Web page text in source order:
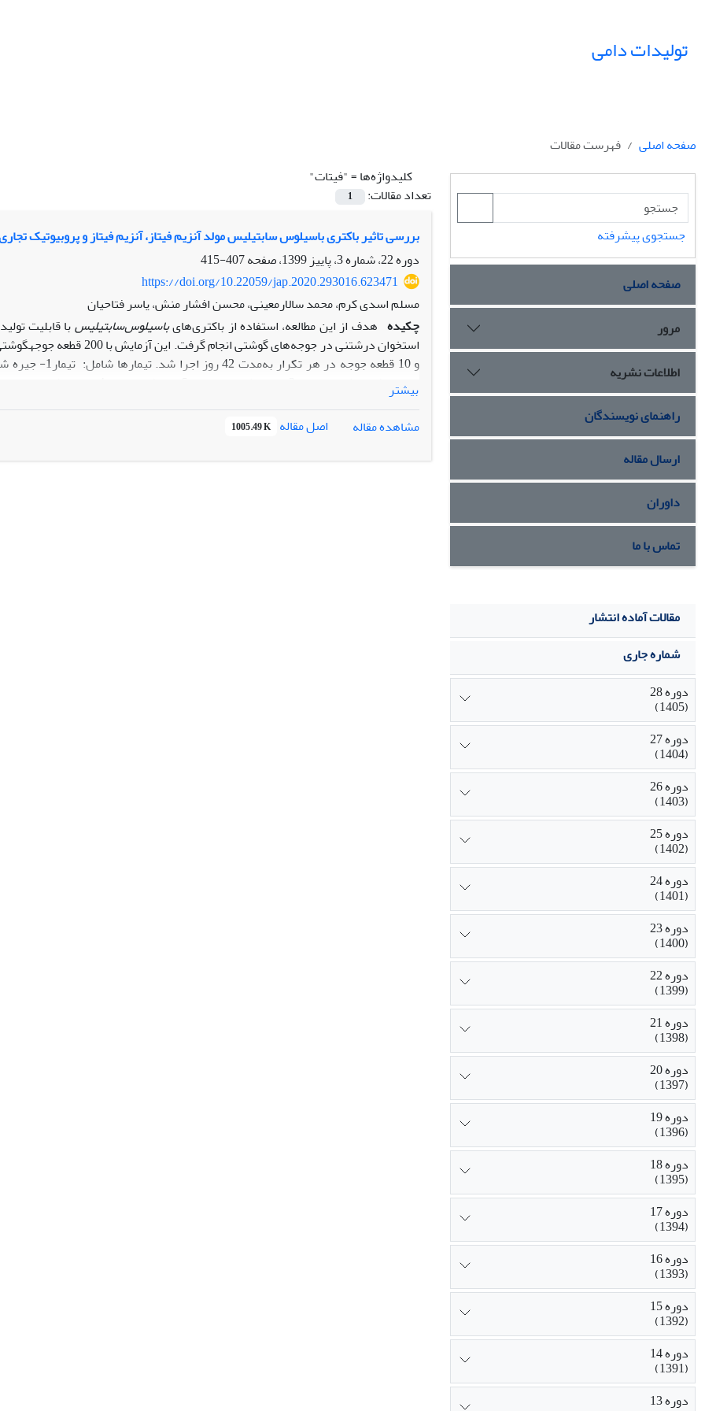
تولیدات دامی
صفحه اصلی
فهرست مقالات
کلیدواژه‌ها ="فیتات"
تعداد مقالات:
1
بررسی تاثیر باکتری باسیلوس سابتیلیس مولد آنزیم فیتاز، آنزیم فیتاز و پروبیوتیک
دوره 22، شماره 3، پاییز 1399، صفحه
407-415
https://doi.org/10.22059/jap.2020.293016.623471
مسلم اسدی کرم، محمد سالارمعینی، محسن افشار منش، یاسر فتاحیان
چکیده هدف از این مطالعه، استفاده از باکتری‌هایباسیلوس‌سابتیلیسبا قابلیت
17SH بودند. تغذیه جوجه‌های­گوشتی با جیره حاوی باکتری‌
های با کمبود فسفر، عملکرد را در جوجه‌های­گوشتی بهبود می­دهد؛ اما باکتری
بیشتر
مشاهده مقاله
اصل مقاله 1005.49 K
جستجوی پیشرفته
صفحه اصلی
مرور
اطلاعات نشریه
راهنمای نویسندگان
ارسال مقاله
داوران
تماس با ما
مقالات آماده انتشار
شماره جاری
دوره 28
(1405)
دوره 27
(1404)
دوره 26
(1403)
دوره 25
(1402)
دوره 24
(1401)
دوره 23
(1400)
دوره 22
(1399)
دوره 21
(1398)
دوره 20
(1397)
دوره 19
(1396)
دوره 18
(1395)
دوره 17
(1394)
دوره 16
(1393)
دوره 15
(1392)
دوره 14
(1391)
دوره 13